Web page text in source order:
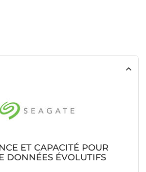
ET CAPACITÉ POUR
DONNÉES ÉVOLUTIFS